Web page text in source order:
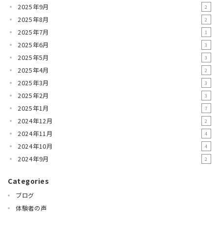
2025年9月 2
2025年8月 2
2025年7月 1
2025年6月 3
2025年5月 3
2025年4月 2
2025年3月 3
2025年2月 3
2025年1月 7
2024年12月 2
2024年11月 4
2024年10月 4
2024年9月 2
Categories
ブログ
体験者の声